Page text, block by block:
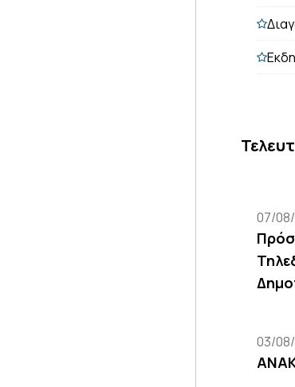
07/
03/